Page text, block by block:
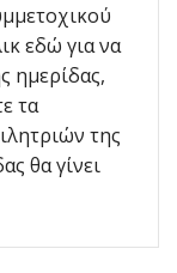
εδώ για να
ημερίδας,
τα
της
θα γίνει